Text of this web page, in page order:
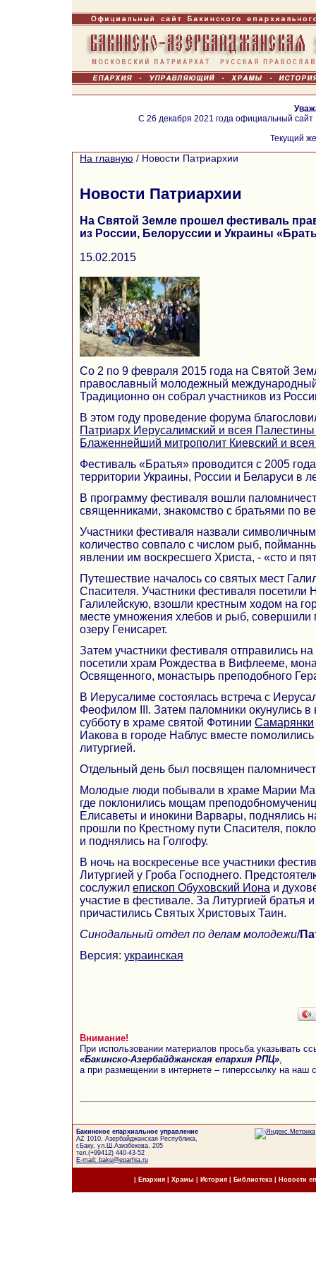
С 26 декабря 2021 года официальный
Текущий
На главную / Новости Патриархии
Новости Патриархии
На Святой Земле прошел фестиваль
из России, Белоруссии и Украины
15.02.2015
Со 2 по 9 февраля 2015 года на Святой
православный молодежный
Традиционно он собрал участников из
В этом году проведение форума
Патриарх Иерусалимский и всея
Блаженнейший митрополит Киевский и
Фестиваль «Братья» проводится с 2005
территории Украины, России и Беларуси в
В программу фестиваля вошли
священниками, знакомство с братьями по
Участники фестиваля назвали
количество совпало с числом рыб,
явлении им воскресшего Христа, - «сто и
Путешествие началось со святых мест
Спасителя. Участники фестиваля посетили
Галилейскую, взошли крестным ходом на
месте умножения хлебов и рыб, совершили
озеру Генисарет.
Затем участники фестиваля отправились
посетили храм Рождества в Вифлееме,
Освященного, монастырь преподобного
В Иеруcалиме состоялась встреча с
Феофилом III. Затем паломники окунулись
субботу в храме святой Фотинии Самарянки
Иакова в городе Наблус вместе
литургией.
Отдельный день был посвящен
Молодые люди побывали в храме Марии
где поклонились мощам
Елисаветы и инокини Варвары, поднялись
прошли по Крестному пути Спасителя,
и поднялись на Голгофу.
В ночь на воскресенье все участники
Литургией у Гроба Господнего.
сослужил епископ Обуховский Иона и
участие в фестивале. За Литургией братья
причастились Святых Христовых Таин.
Синодальный отдел по делам молодежи/
Версия: украинская
Внимание!
При использовании материалов просьба указывать
«Бакинско-Азербайджанская епархия РПЦ»
а при размещении в интернете – гиперссылку на наш
Бакинское епархиальное управление
AZ 1010, Азербайджанская Республика,
г.Баку, ул.Ш.Азизбекова, 205
тел.(+99412) 440-43-52
E-mail: baku@eparhia.ru
Епархия| Храмы История| Библиотека Новости